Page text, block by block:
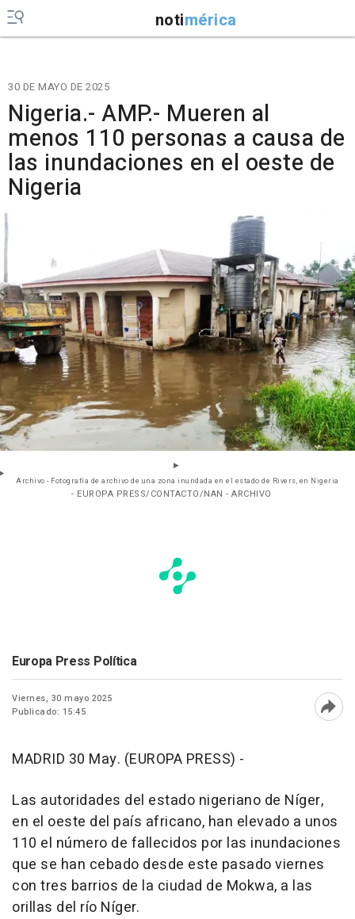
notimérica
30 DE MAYO DE 2025
Nigeria.- AMP.- Mueren al
menos 110 personas a causa de
las inundaciones en el oeste de
Nigeria
Archivo - Fotografía de archivo de una zona inundada en el estado de Rivers, en Nigeria
- EUROPA PRESS/CONTACTO/NAN - ARCHIVO
Europa Press Política
Viernes, 30 mayo 2025
Publicado: 15:45
MADRID 30 May. (EUROPA PRESS) -
Las autoridades del estado nigeriano de Níger,
en el oeste del país africano, han elevado a unos
110 el número de fallecidos por las inundaciones
que se han cebado desde este pasado viernes
con tres barrios de la ciudad de Mokwa, a las
orillas del río Níger.